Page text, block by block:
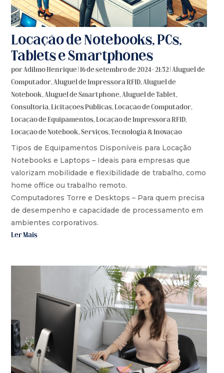
Locação de Notebooks, PCs,
Tablets e Smartphones
porAdilmo Henrique| 16 de setembro de 2024 - 21:32|Aluguel de
Computador,Aluguel de Impressora RFID,Aluguel de
Notebook,Aluguel de Smartphone,Aluguel de Tablet,
Consultoria,Licitações Públicas,Locação de Computador,
Locação de Equipamentos,Locação de Impressora RFID,
Locação de Notebook,Serviços,Tecnologia & Inovação
Tipos de Equipamentos Disponíveis para Locação
Notebooks e Laptops – Ideais para empresas que
valorizam mobilidade e flexibilidade de trabalho, como
home office ou trabalho remoto.
Computadores Torre e Desktops – Para quem precisa
de desempenho e capacidade de processamento em
ambientes corporativos.
Ler Mais